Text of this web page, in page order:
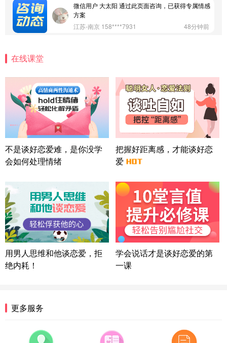
微信用户 大太阳 通过此页面咨询，已获得专属情感
方案
江苏-南京 158****7931
48分钟前
情感方案
北京-朝阳 151****3189
22分钟前
微信用户 巧?媚儿 通过此页面咨询，已获得专属情感
方案
上海-浦东 177****9074
56分钟前
微信用户 Liberty 通过此页面咨询，已获得专属情感
方案
广东-广州 188****5632
湖北-武汉 135****7410
41分钟前
微信用户 困困魚? 通过此页面咨询，已获得专属情感
方案
陕西-西安 139****6283
3分钟前
情感方案
浙江-宁波 150****8921
福建-厦门 159****4462
53分钟前
在线课堂
不是谈好恋爱难，是你没学
会如何处理情绪
把握好距离感，才能谈好恋
爱
用男人思维和他谈恋爱，拒
绝内耗！
学会说话才是谈好恋爱的第
一课
更多服务